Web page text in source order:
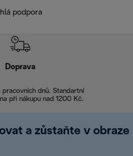
podpora
Doprava
pracovních dnů. Standartní
při nákupu nad 1200 Kč.
a zůstaňte v obraze